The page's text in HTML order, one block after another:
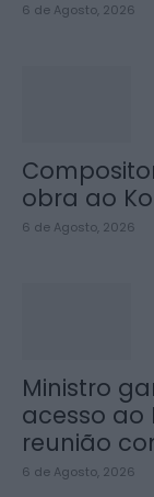
6 de Agosto, 2026
obra ao
6 de Agosto, 2026
Ministro
acesso ao
reunião
6 de Agosto, 2026